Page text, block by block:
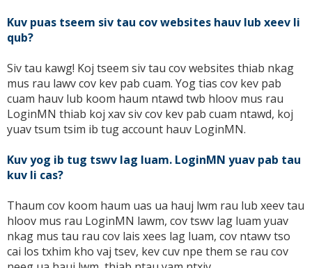
Kuv puas tseem siv tau cov websites hauv lub xeev li
qub?
Siv tau kawg! Koj tseem siv tau cov websites thiab nkag
mus rau lawv cov kev pab cuam. Yog tias cov kev pab
cuam hauv lub koom haum ntawd twb hloov mus rau
LoginMN thiab koj xav siv cov kev pab cuam ntawd, koj
yuav tsum tsim ib tug account hauv LoginMN.
Kuv yog ib tug tswv lag luam. LoginMN yuav pab tau
kuv li cas?
Thaum cov koom haum uas ua hauj lwm rau lub xeev tau
hloov mus rau LoginMN lawm, cov tswv lag luam yuav
nkag mus tau rau cov lais xees lag luam, cov ntawv tso
cai los txhim kho vaj tsev, kev cuv npe them se rau cov